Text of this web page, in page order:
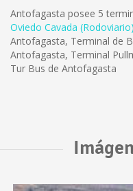
Antofagasta posee 5
Oviedo Cavada (Rodoviario)
Antofagasta, Terminal de
Antofagasta, Terminal
Tur Bus de Antofagasta